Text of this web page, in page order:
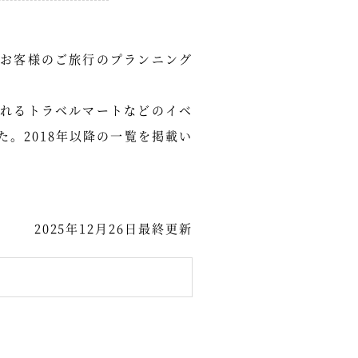
客様のご旅行のプランニング
るトラベルマートなどのイベ
。2018年以降の一覧を掲載い
2025年12月26日最終更新